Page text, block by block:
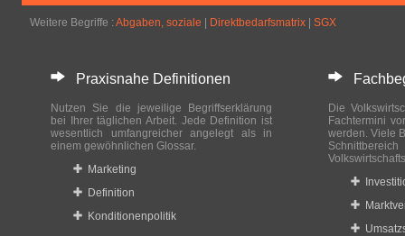
Weitere Begriffe : Abgaben, soziale Direktbedarfsmatrix SGX
Praxisnahe Definitionen
Nutzen Sie die jeweilige Begriffserklärung
bei Ihrer täglichen Arbeit. Jede Definition ist
wesentlich umfangreicher angelegt als in
einem gewöhnlichen Glossar.
Marketing
Definition
Konditionenpolitik
Die
Fachtermini
werden. Viele